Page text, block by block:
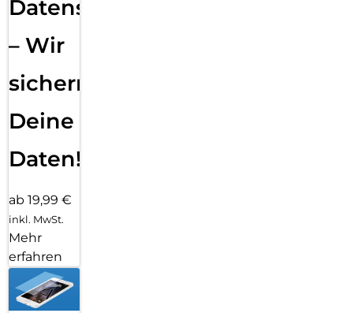
Datensicherung
– Wir
sichern
Deine
Daten!
ab 19,99 €
inkl. MwSt.
Mehr
erfahren